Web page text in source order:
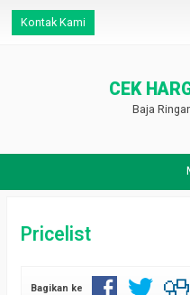
Kontak Kami
CEK
Baja
Pricelist
Bagikan ke